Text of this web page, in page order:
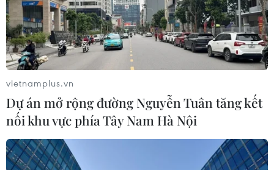
OpenAI ra mắt các công cụ Codex
mới dành cho công việc văn phòng
02/06/2026 23:43
Nvidia ra mắt chip dành cho laptop
chạy Windows trong kỷ nguyên AI
01/06/2026 12:06
vietnamplus.vn
Dự án mở rộng đường Nguyễn Tuân tăng kết
nối khu vực phía Tây Nam Hà Nội